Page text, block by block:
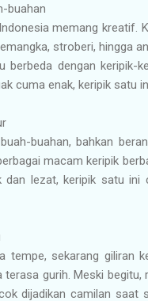
buahan
memang kreatif.
stroberi, hingga
berbeda dengan keripik-
cuma enak, keripik satu
buahan, bahkan
macam keripik
dan lezat, keripik satu
tempe, sekarang giliran
terasa gurih. Meski
dijadikan camilan saat